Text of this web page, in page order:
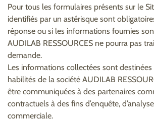
Pour tous les formulaires présents sur le
identifiés par un astérisque sont
réponse ou si les informations fournies
AUDILAB RESSOURCES ne pourra pas
demande.
Les informations collectées sont destinées
habilités de la société AUDILAB
être communiquées à des partenaires
contractuels à des fins d’enquête,
commerciale.